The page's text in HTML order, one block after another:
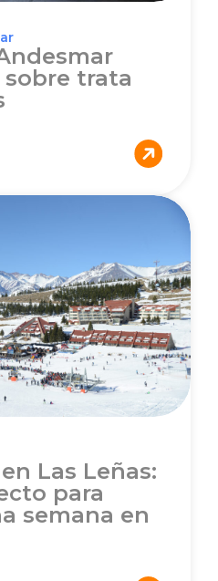
trata
Las Leñas:
para
semana en